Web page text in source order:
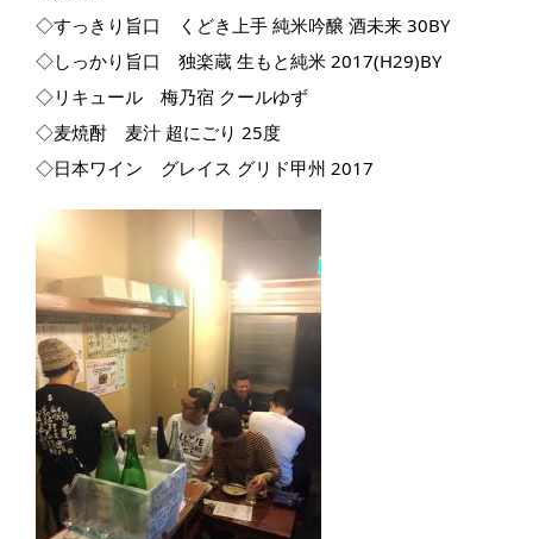
◇すっきり旨口 くどき上手 純米吟醸 酒未来 30BY
◇しっかり旨口 独楽蔵 生もと純米 2017(H29)BY
◇リキュール 梅乃宿 クールゆず
◇麦焼酎 麦汁 超にごり 25度
◇日本ワイン グレイス グリド甲州 2017